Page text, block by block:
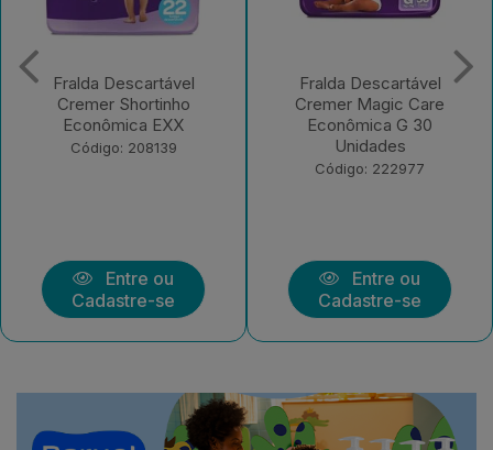
Fralda Descartável
Cremer Magic Care
Econômica G 30
Unidades
Entre ou
Cadastre-se
Fralda Descartável
Cremer Hiper G
Código: 177258
Entre ou
Cadastre-se